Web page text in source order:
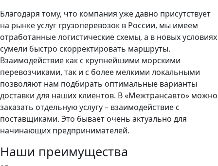
Благодаря тому, что компания уже давно присутствует
на рынке услуг грузоперевозок в России, мы имеем
отработанные логистические схемы, а в новых условиях
сумели быстро скорректировать маршруты.
Взаимодействие как с крупнейшими морскими
перевозчиками, так и с более мелкими локальными
позволяют нам подбирать оптимальные варианты
доставки для наших клиентов. В «Межтрансавто» можно
заказать отдельную услугу – взаимодействие с
поставщиками. Это бывает очень актуально для
начинающих предпринимателей.
Наши преимущества